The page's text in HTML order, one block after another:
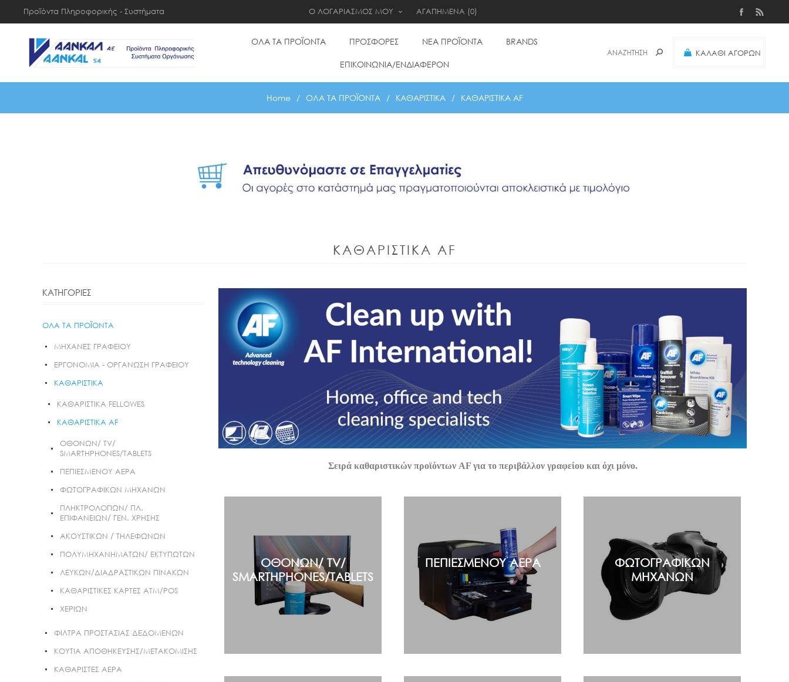
Προϊόντα Πληροφορικής - Συστήματα Ο ΛΟΓΑΡΙΑΣΜΟΣ ΜΟΥ ΑΓΑΠΗΜΕΝΑ (0)
ΚΑΛΑΘΙ ΑΓΟΡΩΝ
ΟΛΑ ΤΑ ΠΡΟΪΟΝΤΑ ΠΡΟΣΦΟΡΕΣ ΝΕΑ ΠΡΟΪΟΝΤΑ BRANDS
ΕΠΙΚΟΙΝΩΝΙΑ/ΕΝΔΙΑΦΕΡΟΝ
Home / ΟΛΑ ΤΑ ΠΡΟΪΟΝΤΑ / KΑΘΑΡΙΣΤΙΚΑ / ΚΑΘΑΡΙΣΤΙΚΑ AF
ΚΑΘΑΡΙΣΤΙΚΑ AF
Σειρά καθαριστικών προϊόντων AF για το περιβάλλον γραφείου και όχι μόνο.
ΟΘΟΝΩΝ/ TV/
SMARTHPHONES/TABLETS
ΠΕΠΙΕΣΜΕΝΟΥ ΑΕΡΑ
ΦΩΤΟΓΡΑΦΙΚΩΝ
ΜΗΧΑΝΩΝ
ΚΑΤΗΓΟΡΙΕΣ
ΟΛΑ ΤΑ ΠΡΟΪΟΝΤΑ
ΜΗΧΑΝΕΣ ΓΡΑΦΕΙΟΥ
ΕΡΓΟΝΟΜΙΑ - ΟΡΓΑΝΩΣΗ ΓΡΑΦΕΙΟΥ
KΑΘΑΡΙΣΤΙΚΑ
ΚΑΘΑΡΙΣΤΙΚΑ FELLOWES
ΚΑΘΑΡΙΣΤΙΚΑ AF
ΟΘΟΝΩΝ/ TV/
SMARTHPHONES/TABLETS
ΠΕΠΙΕΣΜΕΝΟΥ ΑΕΡΑ
ΦΩΤΟΓΡΑΦΙΚΩΝ ΜΗΧΑΝΩΝ
ΠΛΗΚΤΡΟΛΟΓΙΩΝ/ ΠΛ.
ΕΠΙΦΑΝΕΙΩΝ/ ΓΕΝ. ΧΡΗΣΗΣ
ΑΚΟΥΣΤΙΚΩΝ / ΤΗΛΕΦΩΝΩΝ
ΠΟΛΥΜΗΧΑΝΗΜΑΤΩΝ/ EKTΥΠΩΤΩΝ
ΛΕΥΚΩΝ/ΔΙΑΔΡΑΣΤΙΚΩΝ ΠΙΝΑΚΩΝ
ΚΑΘΑΡΙΣΤΙΚΕΣ ΚΑΡΤΕΣ ATM/POS
ΧΕΡΙΩΝ
ΦΙΛΤΡΑ ΠΡΟΣΤΑΣΙΑΣ ΔΕΔΟΜΕΝΩΝ
ΚΟΥΤΙΑ ΑΠΟΘΗΚΕΥΣΗΣ/ΜΕΤΑΚΟΜΙΣΗΣ
ΚΑΘΑΡΙΣΤΕΣ ΑΕΡΑ